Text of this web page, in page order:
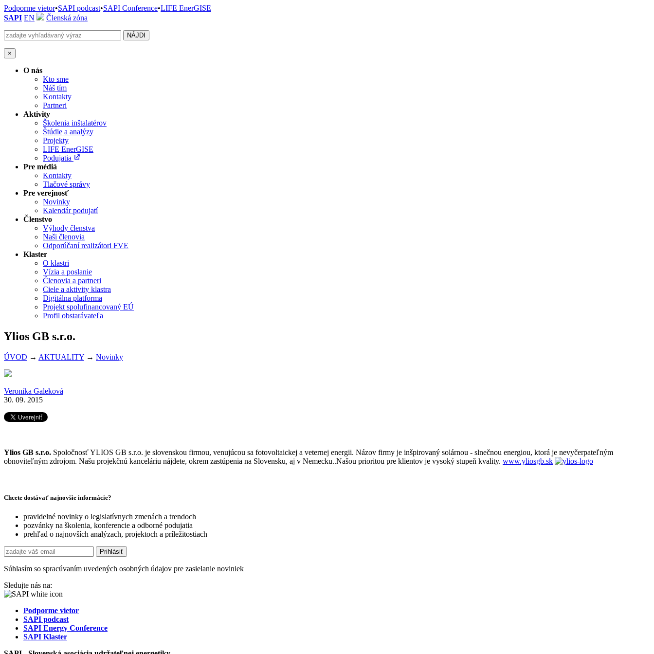
Podporme vietor•SAPI podcast•SAPI Conference•LIFE EnerGISE
SAPI EN Členská zóna
×
O nás
Kto sme
Náš tím
Kontakty
Partneri
Aktivity
Školenia inštalatérov
Štúdie a analýzy
Projekty
LIFE EnerGISE
Podujatia
Pre médiá
Kontakty
Tlačové správy
Pre verejnosť
Novinky
Kalendár podujatí
Členstvo
Výhody členstva
Naši členovia
Odporúčaní realizátori FVE
Klaster
O klastri
Vízia a poslanie
Členovia a partneri
Ciele a aktivity klastra
Digitálna platforma
Projekt spolufinancovaný EÚ
Profil obstarávateľa
Ylios GB s.r.o.
ÚVOD → AKTUALITY → Novinky
Veronika Galeková
30. 09. 2015
Ylios GB s.r.o. Spoločnosť YLIOS GB s.r.o. je slovenskou firmou, venujúcou sa fotovoltaickej a veternej energii. Názov firmy je inšpirovaný solárnou - slnečnou energiou, ktorá je nevyčerpateľným
obnoviteľným zdrojom. Našu projekčnú kanceláriu nájdete, okrem zastúpenia na Slovensku, aj v Nemecku..Našou prioritou pre klientov je vysoký stupeň kvality. www.yliosgb.sk
Chcete dostávať najnovšie informácie?
pravidelné novinky o legislatívnych zmenách a trendoch
pozvánky na školenia, konferencie a odborné podujatia
prehľad o najnovších analýzach, projektoch a príležitostiach
Súhlasím so spracúvaním uvedených osobných údajov pre zasielanie noviniek
Sledujte nás na:
Podporme vietor
SAPI podcast
SAPI Energy Conference
SAPI Klaster